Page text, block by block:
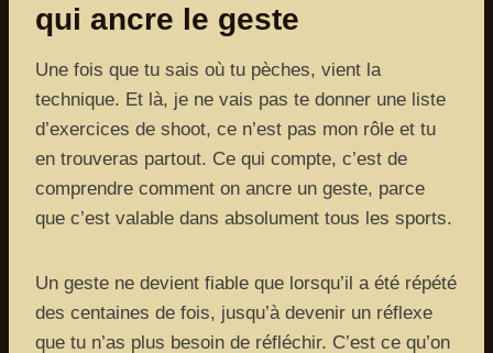
qui ancre le geste
Une fois que tu sais où tu pèches, vient la
technique. Et là, je ne vais pas te donner une liste
d’exercices de shoot, ce n’est pas mon rôle et tu
en trouveras partout. Ce qui compte, c’est de
comprendre comment on ancre un geste, parce
que c’est valable dans absolument tous les sports.
Un geste ne devient fiable que lorsqu’il a été répété
des centaines de fois, jusqu’à devenir un réflexe
que tu n’as plus besoin de réfléchir. C’est ce qu’on